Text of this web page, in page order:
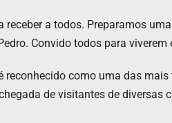
receber a todos. Preparamos
Convido todos para
reconhecido como uma das
de visitantes de diversas